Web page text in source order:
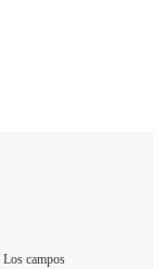
Los campos